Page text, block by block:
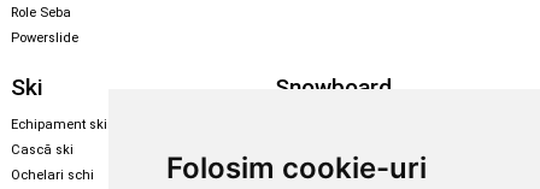
Folosim cookie-uri
Role Seba
Powerslide
Ski
Echipament ski
Cască ski
Ochelari schi
Snowboard
Legături Rome SDS